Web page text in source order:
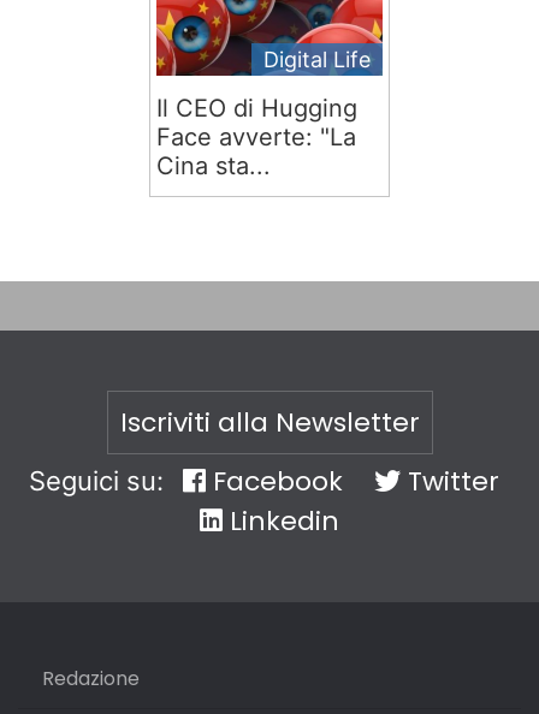
Digital Life
Il CEO di Hugging
Face avverte: "La
Cina sta...
Iscriviti alla Newsletter
Seguici su: Facebook
Twitter
Linkedin
Redazione